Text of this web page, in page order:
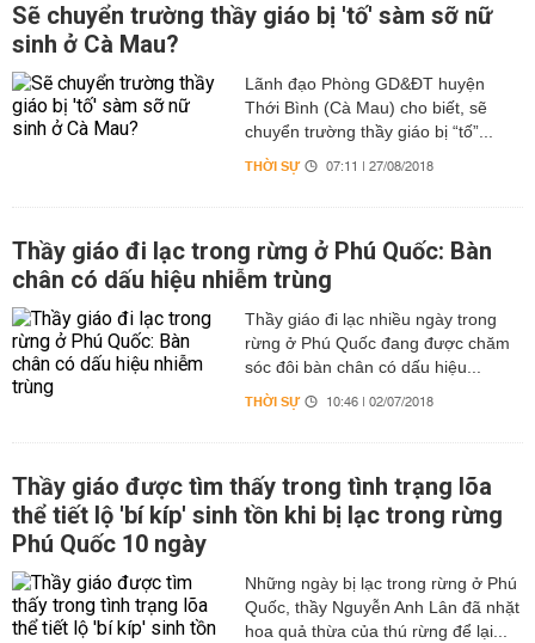
Sẽ chuyển trường thầy giáo bị 'tố' sàm sỡ nữ
sinh ở Cà Mau?
Lãnh đạo Phòng GD&ĐT huyện
Thới Bình (Cà Mau) cho biết, sẽ
chuyển trường thầy giáo bị “tố”...
THỜI SỰ 07:11 | 27/08/2018
Thầy giáo đi lạc trong rừng ở Phú Quốc: Bàn
chân có dấu hiệu nhiễm trùng
Thầy giáo đi lạc nhiều ngày trong
rừng ở Phú Quốc đang được chăm
sóc đôi bàn chân có dấu hiệu...
THỜI SỰ 10:46 | 02/07/2018
Thầy giáo được tìm thấy trong tình trạng lõa
thể tiết lộ 'bí kíp' sinh tồn khi bị lạc trong rừng
Phú Quốc 10 ngày
Những ngày bị lạc trong rừng ở Phú
Quốc, thầy Nguyễn Anh Lân đã nhặt
hoa quả thừa của thú rừng để lại...